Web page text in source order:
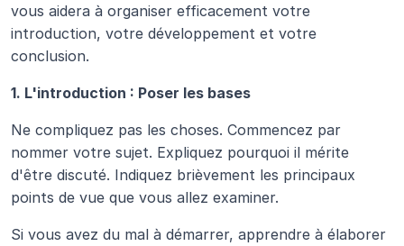
vous aidera à organiser efficacement votre
introduction, votre développement et votre
conclusion.
1. L'introduction : Poser les bases
Ne compliquez pas les choses. Commencez par
nommer votre sujet. Expliquez pourquoi il mérite
d'être discuté. Indiquez brièvement les principaux
points de vue que vous allez examiner.
Si vous avez du mal à démarrer, apprendre à élaborer